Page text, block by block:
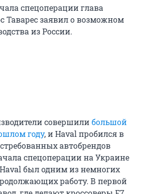
спецоперации глава
Таварес заявил о возможном
из России.
совершилибольшой
году, и Haval пробился в
автобрендов
спецоперации на Украине
был одним из немногих
работу. В первой